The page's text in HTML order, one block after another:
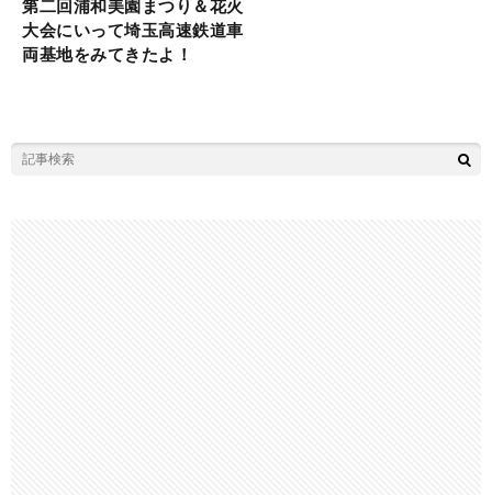
第二回浦和美園まつり＆花火
大会にいって埼玉高速鉄道車
両基地をみてきたよ！